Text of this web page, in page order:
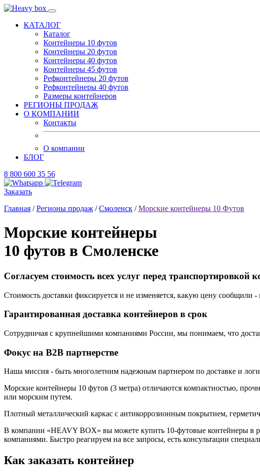
КАТАЛОГ
Каталог
Контейнеры 10 футов
Контейнеры 20 футов
Контейнеры 40 футов
Контейнеры 45 футов
Рефконтейнеры 20 футов
Рефконтейнеры 40 футов
Размеры контейнеров
РЕГИОНЫ ПРОДАЖ
О КОМПАНИИ
Контакты
О компании
БЛОГ
8 800 600 35 56
Заказать
Главная /Регионы продаж /Смоленск /Морские контейнеры 10 Футов
Морские контейнеры
10 футов в Смоленске
Согласуем стоимость всех услуг перед транспортировкой
Стоимость доставки фиксируется и не изменяется, какую цену сообщили -
Гарантированная доставка контейнеров в срок
Сотрудничая с крупнейшими компаниями России, мы понимаем, что
Фокус на B2B партнерстве
Наша миссия - быть многолетним надежным партнером по доставке и
Морские контейнеры 10 футов (3 метра) отличаются компактностью,
или морским путем.
Плотный металлический каркас с антикоррозионным покрытием,
В компании «HEAVY BOX» вы можете купить 10-футовые контейнеры в
компаниями. Быстро реагируем на все запросы, есть консультации
Как заказать контейнер